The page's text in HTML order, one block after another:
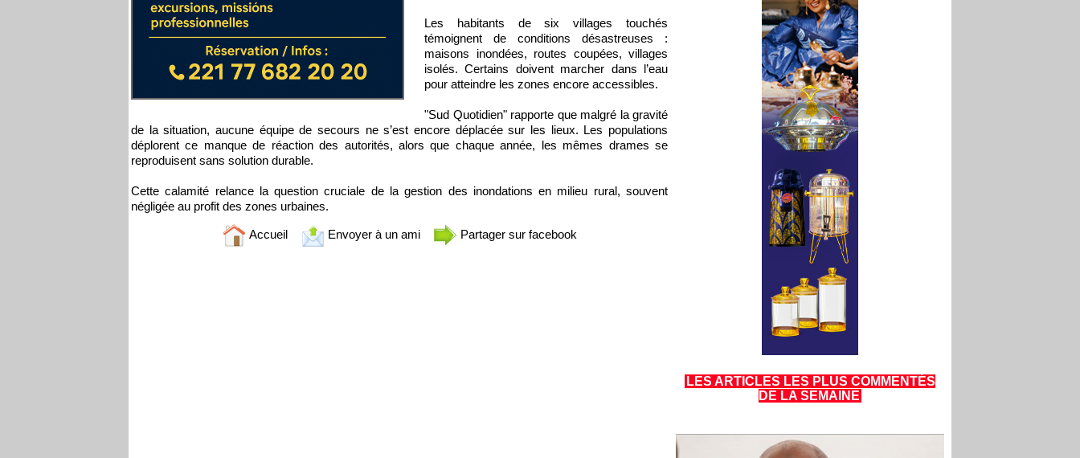
Les habitants de six villages touchés
témoignent de conditions désastreuses :
maisons inondées, routes coupées, villages
isolés. Certains doivent marcher dans l’eau
pour atteindre les zones encore accessibles.
"Sud Quotidien" rapporte que malgré la gravité
de la situation, aucune équipe de secours ne s’est encore déplacée sur les lieux. Les populations
déplorent ce manque de réaction des autorités, alors que chaque année, les mêmes drames se
reproduisent sans solution durable.
Cette calamité relance la question cruciale de la gestion des inondations en milieu rural, souvent
négligée au profit des zones urbaines.
Accueil Envoyer à un ami Partager sur facebook
LES ARTICLES LES PLUS COMMENTÉS
DE LA SEMAINE